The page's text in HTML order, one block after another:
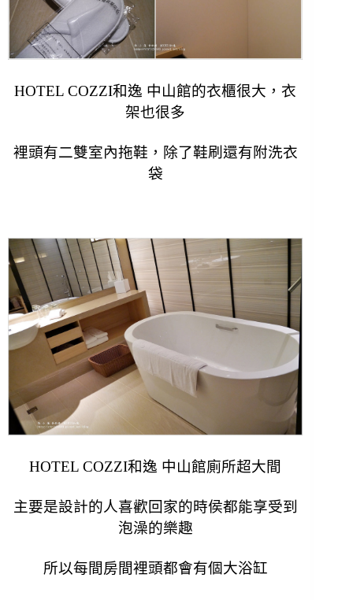
HOTEL COZZI和逸 中山館的衣櫃很大，衣
架也很多
裡頭有二雙室內拖鞋，除了鞋刷還有附洗衣
袋
HOTEL COZZI和逸 中山館廁所超大間
主要是設計的人喜歡回家的時侯都能享受到
泡澡的樂趣
所以每間房間裡頭都會有個大浴缸